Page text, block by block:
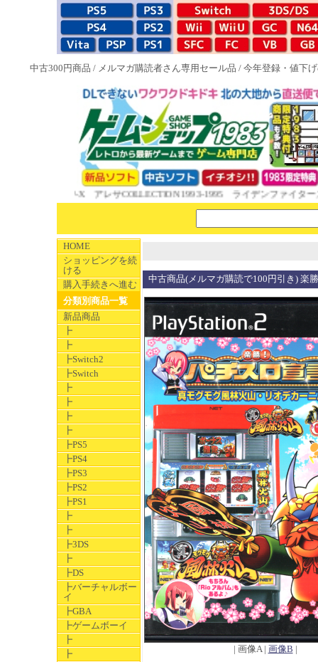
中古300円商品 / メルマガ購読者さん専用セール品 / 今年登録・値下
ッP-X アレサCOLLECTION 1993-1995 ライデンファイターズ リ
HOME
ショッピングを続
ける
購入手続きへ進む
分類別商品一覧
新品商品
┣
┣
┣Switch2
┣Switch
┣
┣
┣
┣
┣PS5
┣PS4
┣PS3
┣PS2
┣PS1
┣
┣
┣3DS
┣
┣DS
┣バーチャルボー
イ
┣GBA
┣ゲームボーイ
┣
┣
中古商品(メルマガ購読で100円引き) 楽
| 画像A | 画像B |